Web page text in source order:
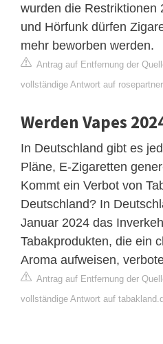
wurden die Restriktionen
und Hörfunk dürfen
mehr beworben werden.
Antrag auf Entfernung der
vollständige Antwort auf
Werden Vapes
In Deutschland gibt es
Pläne, E-Zigaretten
Kommt ein Verbot von
Deutschland? In
Januar 2024 das
Tabakprodukten, die ein
Aroma aufweisen,
Antrag auf Entfernung der
vollständige Antwort auf